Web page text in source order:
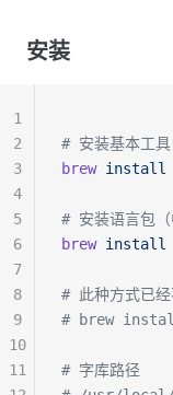
安装
# 安装基本工具
brew install
# 安装语言包（
brew install
# 此种方式已经
# brew
# 字库路径
1
2
3
4
5
6
7
8
9
10
11